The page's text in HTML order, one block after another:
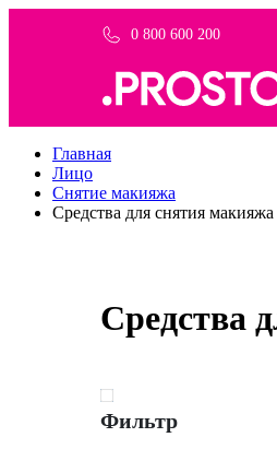
0 800 600 200
Главная
Лицо
Снятие макияжа
Средства для снятия макияжа
Средства
Фильтр